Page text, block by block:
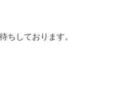
ちしております。